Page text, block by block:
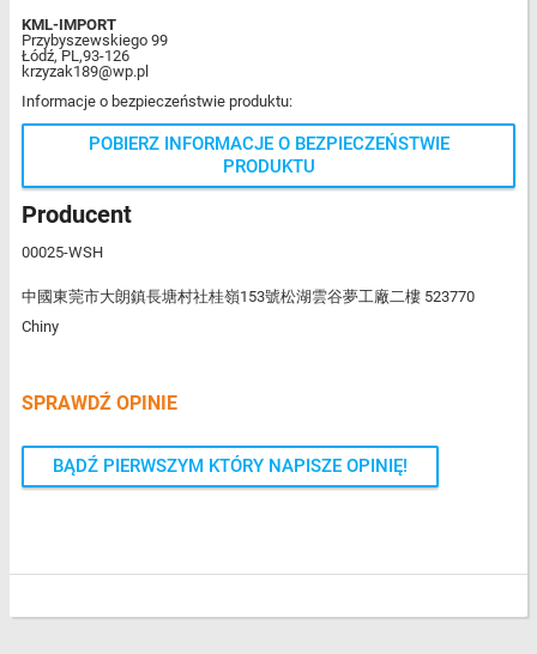
KML-IMPORT
Przybyszewskiego 99
Łódź, PL,93-126
krzyzak189@wp.pl
Informacje o bezpieczeństwie produktu:
POBIERZ INFORMACJE O BEZPIECZEŃSTWIE
PRODUKTU
Producent
00025-WSH
中國東莞市大朗鎮長塘村社桂嶺153號松湖雲谷夢工廠二樓 523770
Chiny
SPRAWDŹ OPINIE
BĄDŹ PIERWSZYM KTÓRY NAPISZE OPINIĘ!